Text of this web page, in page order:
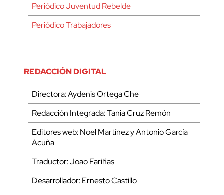
Periódico Juventud Rebelde
Periódico Trabajadores
REDACCIÓN DIGITAL
Directora: Aydenis Ortega Che
Redacción Integrada: Tania Cruz Remón
Editores web: Noel Martínez y Antonio García
Acuña
Traductor: Joao Fariñas
Desarrollador: Ernesto Castillo